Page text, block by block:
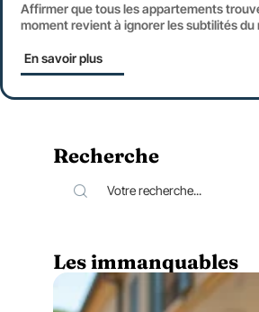
Affirmer que tous les appartements
moment revient à ignorer les subtilités
En savoir plus
Recherche
Les immanquables